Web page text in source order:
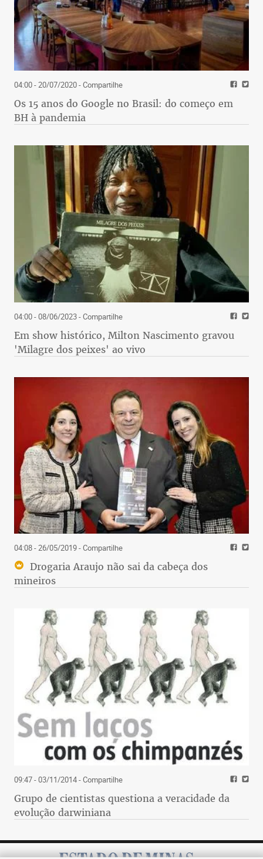
04:00 - 20/07/2020- Compartilhe
Os 15 anos do Google no Brasil: do começo em
BH à pandemia
04:00 - 08/06/2023- Compartilhe
Em show histórico, Milton Nascimento gravou
'Milagre dos peixes' ao vivo
04:08 - 26/05/2019- Compartilhe
Drogaria Araujo não sai da cabeça dos
mineiros
09:47 - 03/11/2014- Compartilhe
Grupo de cientistas questiona a veracidade da
evolução darwiniana